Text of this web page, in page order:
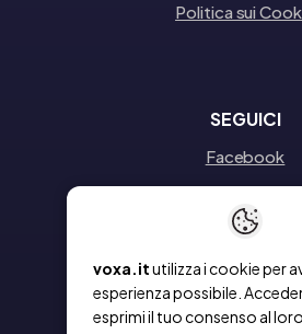
voxa.itutilizza i cookie per
esperienza possibile.
esprimi il tuo consenso al
Politica sui
SEGUICI
Facebook
Instagram
Linkedin